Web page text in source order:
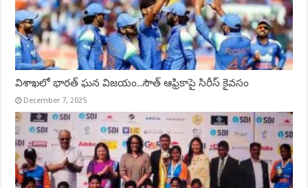
విశాఖలో భారత్ ఘన విజయం..సౌత్ ఆఫ్రికాపై సిరీస్ కైవసం
December 7, 2025